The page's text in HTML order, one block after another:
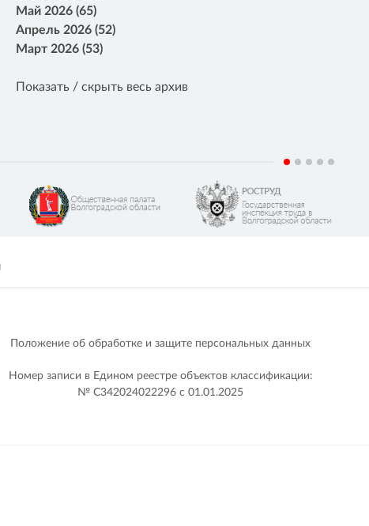
Май 2026 (65)
Апрель 2026 (52)
Март 2026 (53)
Показать / скрыть весь архив
Положение об обработке и защите персональных данных
Номер записи в Едином реестре объектов классификации:
№ С342024022296 c 01.01.2025